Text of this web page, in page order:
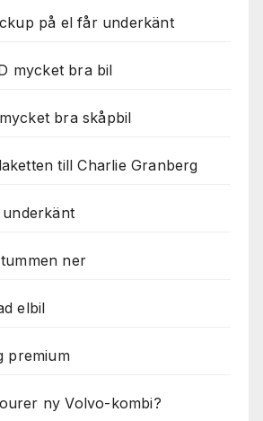
på el får underkänt
mycket bra bil
bra skåpbil
till Charlie Granberg
ner
elbil
premium
ny Volvo-kombi?